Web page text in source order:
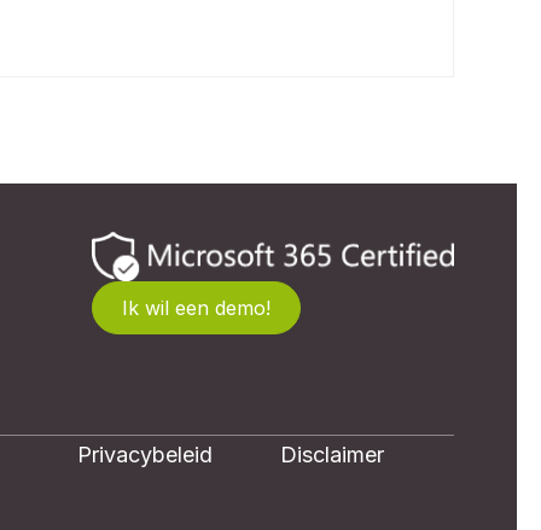
Ik wil een demo!
Privacybeleid Disclaimer